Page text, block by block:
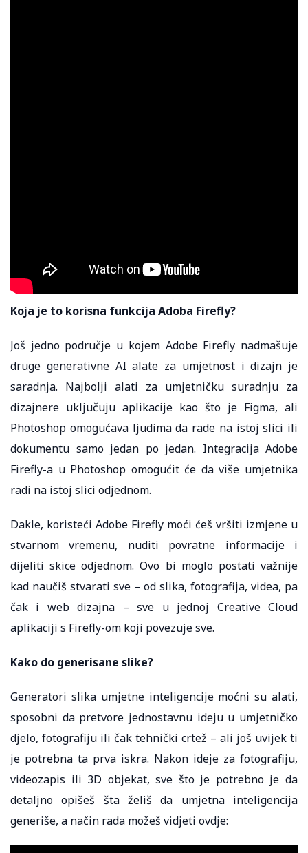
Koja je to korisna funkcija Adoba Firefly?
Još jedno područje u kojem Adobe Firefly nadmašuje
druge generativne AI alate za umjetnost i dizajn je
saradnja. Najbolji alati za umjetničku suradnju za
dizajnere uključuju aplikacije kao što je Figma, ali
Photoshop omogućava ljudima da rade na istoj slici ili
dokumentu samo jedan po jedan. Integracija Adobe
Firefly-a u Photoshop omogućit će da više umjetnika
radi na istoj slici odjednom.
Dakle, koristeći Adobe Firefly moći ćeš vršiti izmjene u
stvarnom vremenu, nuditi povratne informacije i
dijeliti skice odjednom. Ovo bi moglo postati važnije
kad naučiš stvarati sve – od slika, fotografija, videa, pa
čak i web dizajna – sve u jednoj Creative Cloud
aplikaciji s Firefly-om koji povezuje sve.
Kako do generisane slike?
Generatori slika umjetne inteligencije moćni su alati,
sposobni da pretvore jednostavnu ideju u umjetničko
djelo, fotografiju ili čak tehnički crtež – ali još uvijek ti
je potrebna ta prva iskra. Nakon ideje za fotografiju,
videozapis ili 3D objekat, sve što je potrebno je da
detaljno opišeš šta želiš da umjetna inteligencija
generiše, a način rada možeš vidjeti ovdje: